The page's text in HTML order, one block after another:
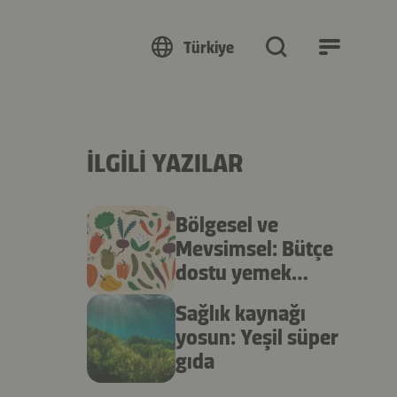
Türkiye
İLGILI YAZILAR
Bölgesel ve
Mevsimsel: Bütçe
dostu yemek
Sağlık kaynağı
yosun: Yeşil süper
gıda